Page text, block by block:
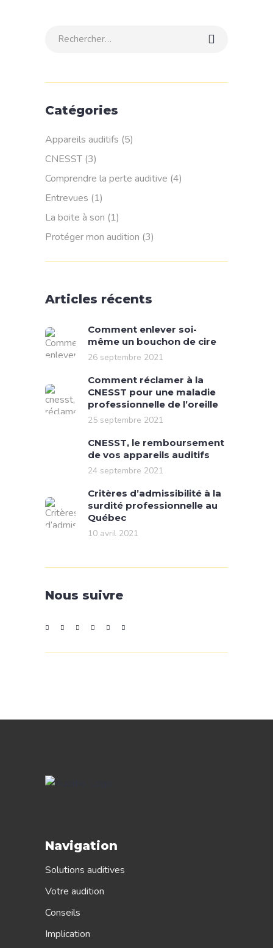
Rechercher:
Catégories
Appareils auditifs (5)
CNESST (3)
Comprendre la perte auditive (4)
Entrevues (1)
La boite à son (1)
Protéger mon audition (3)
Articles récents
Comment enlever soi-
même un bouchon de cire
26 septembre 2021
Comment réclamer à la
CNESST pour une maladie
professionnelle de l’oreille
25 septembre 2021
CNESST, le remboursement
de vos appareils auditifs
24 septembre 2021
Critères d’admissibilité à la
surdité professionnelle au
Québec
10 avril 2021
Nous suivre
Navigation
Solutions auditives
Votre audition
Conseils
Implication